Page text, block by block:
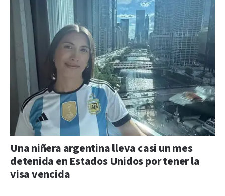
Una niñera argentina lleva casi un mes
detenida en Estados Unidos por tener la
visa vencida